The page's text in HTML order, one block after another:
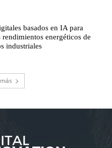
basados en IA para
rendimientos energéticos de
industriales